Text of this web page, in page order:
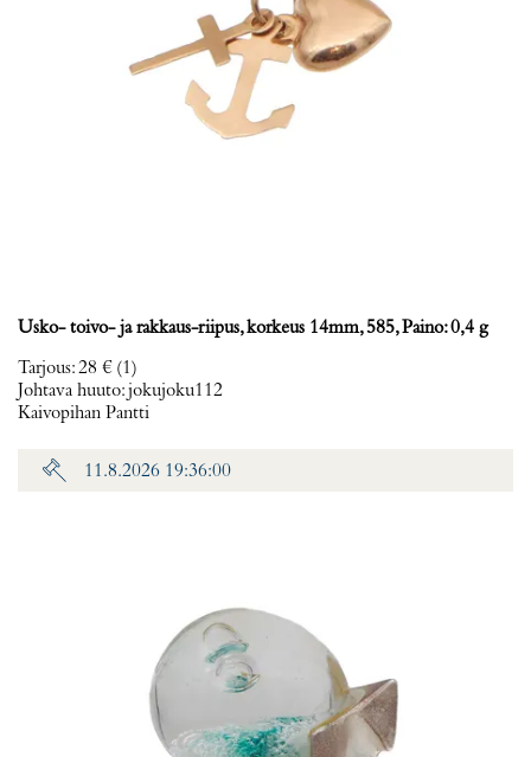
Usko- toivo- ja rakkaus-riipus, korkeus 14mm, 585, Paino: 0,4 g
Tarjous:28 € (1)
Johtava huuto:jokujoku112
Kaivopihan Pantti
11.8.2026 19:36:00